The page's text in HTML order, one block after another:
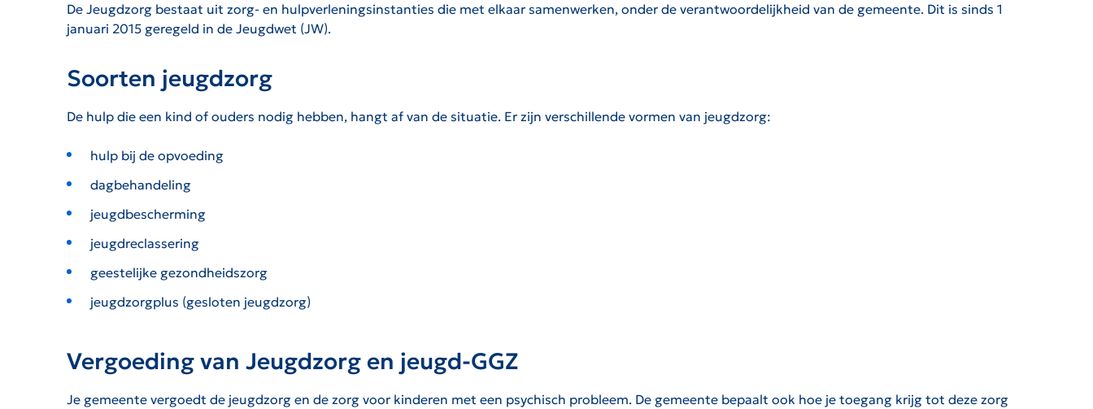
De Jeugdzorg bestaat uit zorg- en hulpverleningsinstanties die met elkaar samenwerken, onder de verantwoordelijkheid van de gemeente. Dit is sinds 1
januari 2015 geregeld in de Jeugdwet (JW).
Soorten jeugdzorg
De hulp die een kind of ouders nodig hebben, hangt af van de situatie. Er zijn verschillende vormen van jeugdzorg:
hulp bij de opvoeding
dagbehandeling
jeugdbescherming
jeugdreclassering
geestelijke gezondheidszorg
jeugdzorgplus (gesloten jeugdzorg)
Vergoeding van Jeugdzorg en jeugd-GGZ
Je gemeente vergoedt de jeugdzorg en de zorg voor kinderen met een psychisch probleem. De gemeente bepaalt ook hoe je toegang krijg tot deze zorg